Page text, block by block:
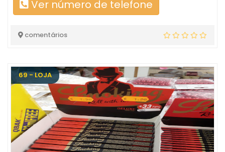
Ver número de telefone
comentários
69 - LOJA